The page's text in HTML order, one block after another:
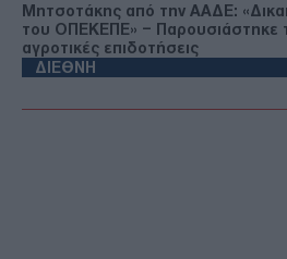
Μητσοτάκης από την ΑΑΔΕ:
του ΟΠΕΚΕΠΕ» – Παρουσιάστηκε
αγροτικές επιδοτήσεις
ΔΙΕΘΝΗ